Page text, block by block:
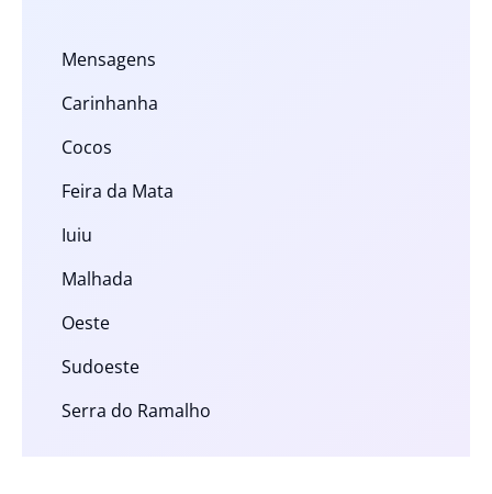
Mensagens
Carinhanha
Cocos
Feira da Mata
Iuiu
Malhada
Oeste
Sudoeste
Serra do Ramalho